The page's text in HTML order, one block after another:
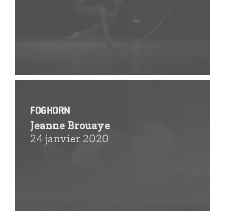
Foghorn
Jeanne Brouaye
24 janvier 2020